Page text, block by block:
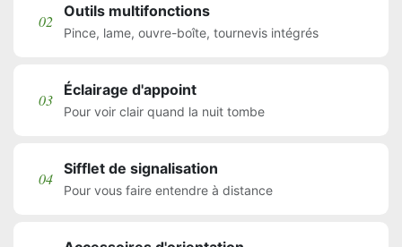
02
Outils multifonctions
Pince, lame, ouvre-boîte, tournevis intégrés
03
Éclairage d'appoint
Pour voir clair quand la nuit tombe
04
Sifflet de signalisation
Pour vous faire entendre à distance